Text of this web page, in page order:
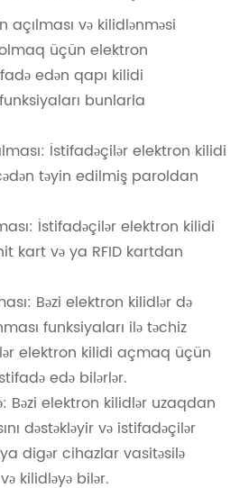
açılması və kilidlənməsi
üçün elektron
edən qapı kilidi
bunlarla
İstifadəçilər elektron kilidi
təyin edilmiş paroldan
İstifadəçilər elektron kilidi
kart və ya RFID kartdan
Bəzi elektron kilidlər də
funksiyaları ilə təchiz
elektron kilidi açmaq üçün
edə bilərlər.
Bəzi elektron kilidlər uzaqdan
dəstəkləyir və istifadəçilər
digər cihazlar vasitəsilə
kilidləyə bilər.